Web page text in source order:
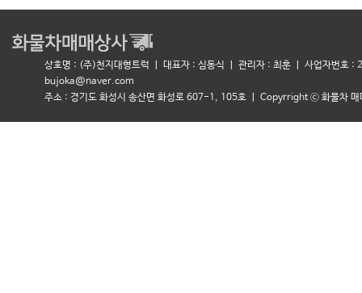
상호명 : (주)천지대형트럭 ㅣ 대표자 : 심동식 ㅣ 관리자 : 최훈 ㅣ 사업자번
bujoka@naver.com
주소 : 경기도 화성시 송산면 화성로 607-1, 105호 ㅣ Copyrright ⓒ 화물차